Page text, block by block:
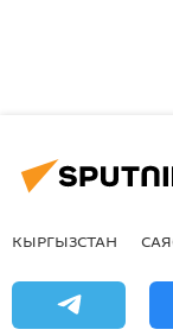
КЫРГЫЗСТАН